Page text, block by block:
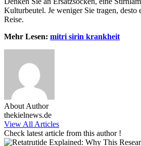
Kulturbeutel. Je weniger Sie tragen, desto
Reise.
Mehr Lesen: mitri sirin krankheit
About Author
thekielnews.de
View All Articles
Check latest article from this author !